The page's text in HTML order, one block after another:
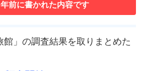
前に書かれた内容です
館」の調査結果を取りまとめた